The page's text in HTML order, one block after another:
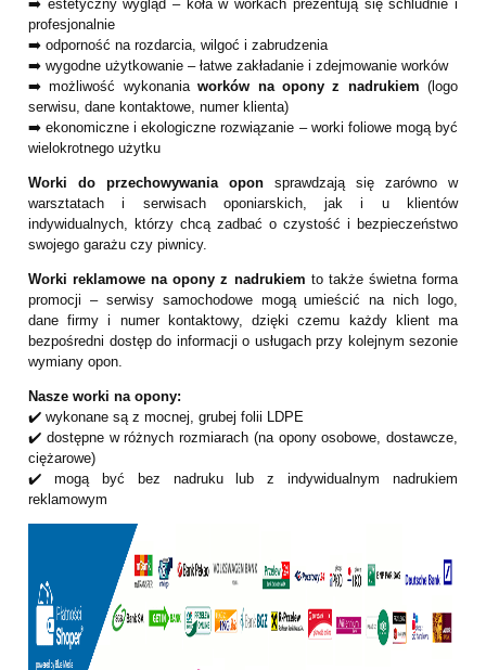
➡️ estetyczny wygląd – koła w workach prezentują się schludnie i
profesjonalnie
➡️ odporność na rozdarcia, wilgoć i zabrudzenia
➡️ wygodne użytkowanie – łatwe zakładanie i zdejmowanie worków
➡️ możliwość wykonaniaworków na opony z nadrukiem (logo
serwisu, dane kontaktowe, numer klienta)
➡️ ekonomiczne i ekologiczne rozwiązanie – worki foliowe mogą być
wielokrotnego użytku
Worki do przechowywania opon sprawdzają się zarówno w
warsztatach i serwisach oponiarskich, jak i u klientów
indywidualnych, którzy chcą zadbać o czystość i bezpieczeństwo
swojego garażu czy piwnicy.
Worki reklamowe na opony z nadrukiem to także świetna forma
promocji – serwisy samochodowe mogą umieścić na nich logo,
dane firmy i numer kontaktowy, dzięki czemu każdy klient ma
bezpośredni dostęp do informacji o usługach przy kolejnym sezonie
wymiany opon.
Nasze worki na opony:
✔️ wykonane są z mocnej, grubej folii LDPE
✔️ dostępne w różnych rozmiarach (na opony osobowe, dostawcze,
ciężarowe)
✔️ mogą być bez nadruku lub z indywidualnym nadrukiem
reklamowym